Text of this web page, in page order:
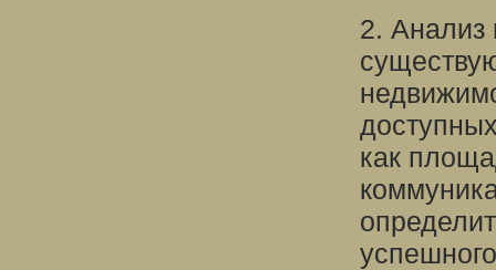
2. Анализ
как